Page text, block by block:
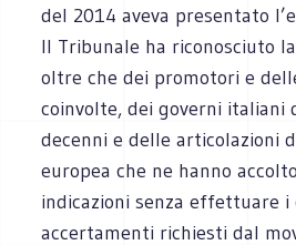
del 2014 aveva presentato
Il Tribunale ha riconosciuto
oltre che dei promotori e
coinvolte, dei governi italiani
decenni e delle articolazioni
europea che ne hanno
indicazioni senza effettuare
accertamenti richiesti dal